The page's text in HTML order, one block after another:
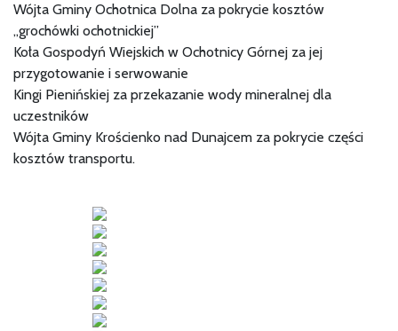
Wójta Gminy Ochotnica Dolna za pokrycie kosztów
„grochówki ochotnickiej”
Koła Gospodyń Wiejskich w Ochotnicy Górnej za jej
przygotowanie i serwowanie
Kingi Pienińskiej za przekazanie wody mineralnej dla
uczestników
Wójta Gminy Krościenko nad Dunajcem za pokrycie części
kosztów transportu.